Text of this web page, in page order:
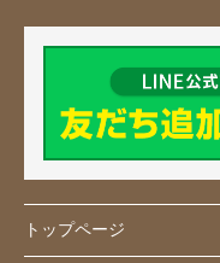
トップページ